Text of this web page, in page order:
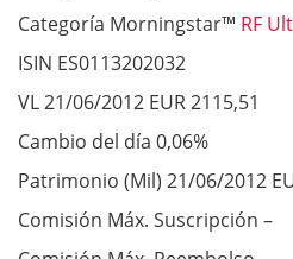
Categoría Morningstar™ RF
ISIN ES0113202032
VL 21/06/2012 EUR 2115,51
Cambio del día 0,06%
Patrimonio (Mil) 21/06/2012
Comisión Máx. Suscripción –